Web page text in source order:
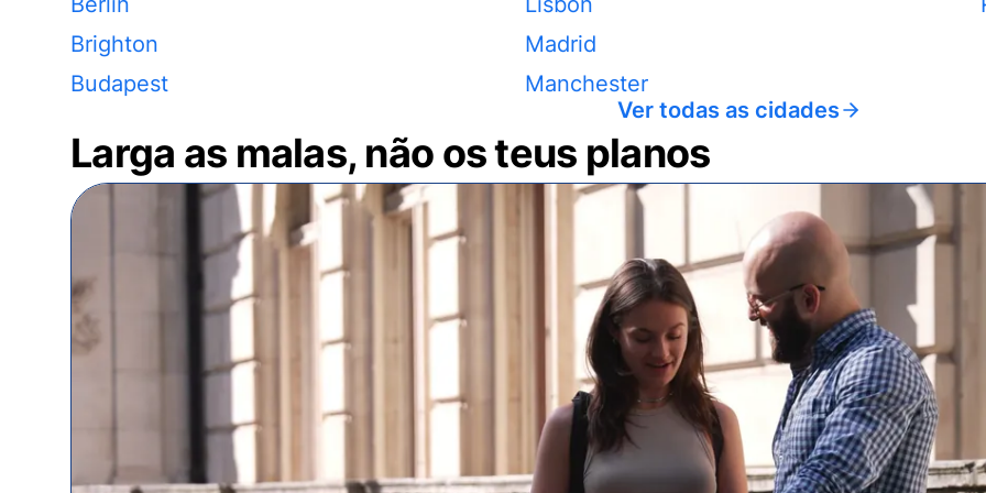
Brighton
Budapest
Madrid
Manchester
Ver todas as cidades
Larga as malas, não os teus planos